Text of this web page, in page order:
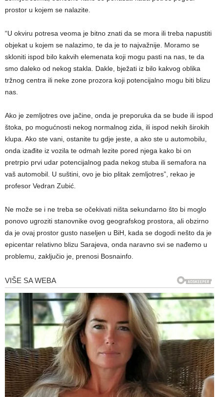
prostor u kojem se nalazite.
“U okviru potresa veoma je bitno znati da se mora ili treba napustiti
objekat u kojem se nalazimo, te da je to najvažnije. Moramo se
skloniti ispod bilo kakvih elemenata koji mogu pasti na nas, te da
smo daleko od nekog stakla. Dakle, bježati iz bilo kakvog oblika
tržnog centra ili neke zone prozora koji potencijalno mogu biti blizu
nas.
Ako je zemljotres ove jačine, onda je preporuka da se bude ili ispod
štoka, po mogućnosti nekog normalnog zida, ili ispod nekih širokih
klupa. Ako ste vani, ostanite tu gdje jeste, a ako ste u automobilu,
onda izađite iz vozila te odmah lezite pored njega kako bi on
pretrpio prvi udar potencijalnog pada nekog stuba ili semafora na
vaš automobil. U suštini, ovo je bio plitak zemljotres”, rekao je
profesor Vedran Zubić.
Ne može se i ne treba se očekivati ništa sekundarno što bi moglo
ponovo ugroziti stanovnike ovog geografskog prostora, ali obzirno
da je ovaj prostor gusto naseljen u BiH, kada se dogodi nešto da je
epicentar relativno blizu Sarajeva, onda naravno svi se nađemo u
problemu, zaključio je, prenosi Bosnainfo.